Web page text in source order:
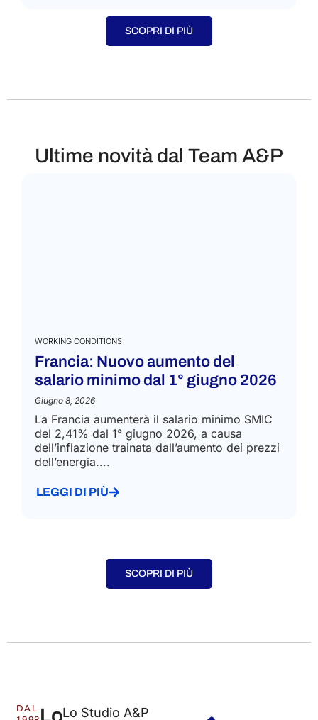
SCOPRI DI PIÙ
Ultime novità dal Team A&P
WORKING CONDITIONS
Francia: Nuovo aumento del
salario minimo dal 1° giugno 2026
Giugno 8, 2026
La Francia aumenterà il salario minimo SMIC
del 2,41% dal 1° giugno 2026, a causa
dell’inflazione trainata dall’aumento dei prezzi
dell’energia....
LEGGI DI PIÙ
SCOPRI DI PIÙ
DAL
Lo Studio A&P